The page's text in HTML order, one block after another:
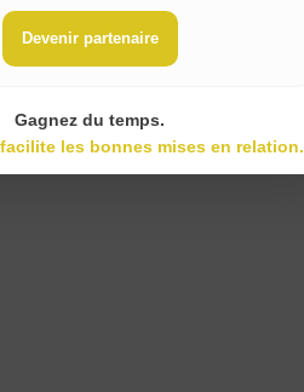
Devenir partenaire
Gagnez du temps.
les bonnes mises en relation.